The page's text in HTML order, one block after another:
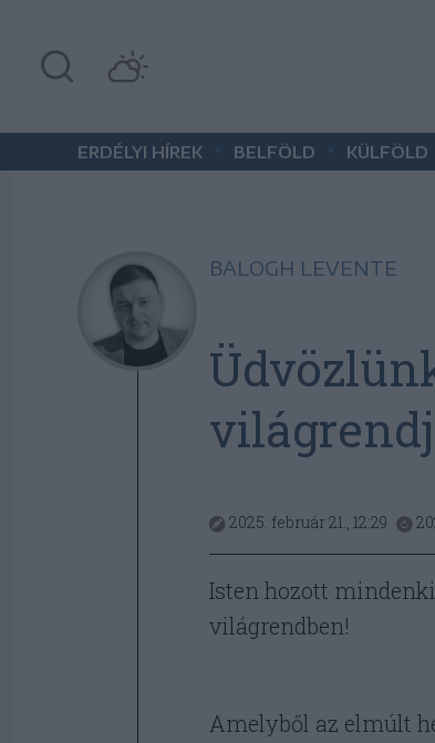
ERDÉLYI HÍREK BELFÖLD KÜLFÖLD
BALOGH LEVENTE
2025. február 21., 12:29
Isten hozott
világrendben!
Amelyből az elmúlt